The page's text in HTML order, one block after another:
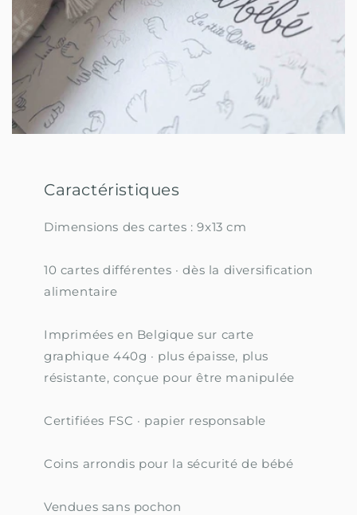
Caractéristiques
Dimensions des cartes : 9x13 cm
10 cartes différentes · dès la diversification
alimentaire
Imprimées en Belgique sur carte
graphique 440g · plus épaisse, plus
résistante, conçue pour être manipulée
Certifiées FSC · papier responsable
Coins arrondis pour la sécurité de bébé
Vendues sans pochon